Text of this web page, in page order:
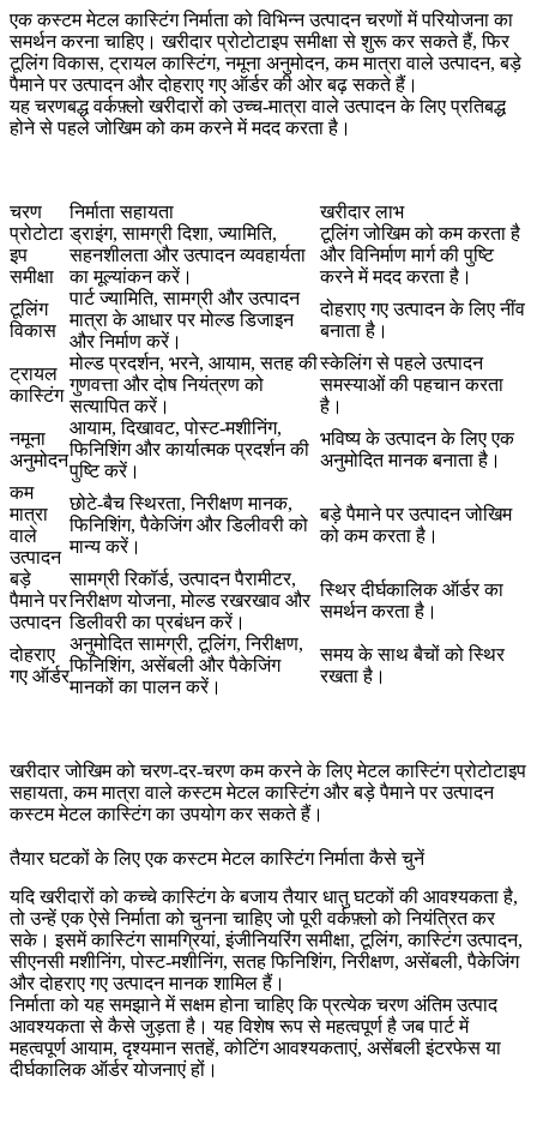
एक कस्टम मेटल कास्टिंग निर्माता को विभिन्न उत्पादन चरणों में परियोजना का
समर्थन करना चाहिए। खरीदार प्रोटोटाइप समीक्षा से शुरू कर सकते हैं, फिर
टूलिंग विकास, ट्रायल कास्टिंग, नमूना अनुमोदन, कम मात्रा वाले उत्पादन, बड़े
पैमाने पर उत्पादन और दोहराए गए ऑर्डर की ओर बढ़ सकते हैं।
यह चरणबद्ध वर्कफ़्लो खरीदारों को उच्च-मात्रा वाले उत्पादन के लिए प्रतिबद्ध
होने से पहले जोखिम को कम करने में मदद करता है।
चरण निर्माता सहायता
खरीदार लाभ
प्रोटोटा
इप
समीक्षा
ड्राइंग, सामग्री दिशा, ज्यामिति,
सहनशीलता और उत्पादन व्यवहार्यता
का मूल्यांकन करें।
टूलिंग जोखिम को कम करता है
और विनिर्माण मार्ग की पुष्टि
करने में मदद करता है।
टूलिंग
विकास
पार्ट ज्यामिति, सामग्री और उत्पादन
मात्रा के आधार पर मोल्ड डिजाइन
और निर्माण करें।
दोहराए गए उत्पादन के लिए नींव
बनाता है।
ट्रायल
कास्टिंग
मोल्ड प्रदर्शन, भरने, आयाम, सतह की
गुणवत्ता और दोष नियंत्रण को
सत्यापित करें।
स्केलिंग से पहले उत्पादन
समस्याओं की पहचान करता
है।
नमूना
अनुमोदन
आयाम, दिखावट, पोस्ट-मशीनिंग,
फिनिशिंग और कार्यात्मक प्रदर्शन की
पुष्टि करें।
भविष्य के उत्पादन के लिए एक
अनुमोदित मानक बनाता है।
कम
मात्रा
वाले
उत्पादन
छोटे-बैच स्थिरता, निरीक्षण मानक,
फिनिशिंग, पैकेजिंग और डिलीवरी को
मान्य करें।
बड़े पैमाने पर उत्पादन जोखिम
को कम करता है।
बड़े
पैमाने पर
उत्पादन
सामग्री रिकॉर्ड, उत्पादन पैरामीटर,
निरीक्षण योजना, मोल्ड रखरखाव और
डिलीवरी का प्रबंधन करें।
स्थिर दीर्घकालिक ऑर्डर का
समर्थन करता है।
दोहराए
गए ऑर्डर
अनुमोदित सामग्री, टूलिंग, निरीक्षण,
फिनिशिंग, असेंबली और पैकेजिंग
मानकों का पालन करें।
समय के साथ बैचों को स्थिर
रखता है।
खरीदार जोखिम को चरण-दर-चरण कम करने के लिएमेटल कास्टिंग प्रोटोटाइप
सहायता,कम मात्रा वाले कस्टम मेटल कास्टिंगऔरबड़े पैमाने पर उत्पादन
कस्टम मेटल कास्टिंगका उपयोग कर सकते हैं।
तैयार घटकों के लिए एक कस्टम मेटल कास्टिंग निर्माता कैसे चुनें
यदि खरीदारों को कच्चे कास्टिंग के बजाय तैयार धातु घटकों की आवश्यकता है,
तो उन्हें एक ऐसे निर्माता को चुनना चाहिए जो पूरी वर्कफ़्लो को नियंत्रित कर
सके। इसमें कास्टिंग सामग्रियां, इंजीनियरिंग समीक्षा, टूलिंग, कास्टिंग उत्पादन,
सीएनसी मशीनिंग, पोस्ट-मशीनिंग, सतह फिनिशिंग, निरीक्षण, असेंबली, पैकेजिंग
और दोहराए गए उत्पादन मानक शामिल हैं।
निर्माता को यह समझाने में सक्षम होना चाहिए कि प्रत्येक चरण अंतिम उत्पाद
आवश्यकता से कैसे जुड़ता है। यह विशेष रूप से महत्वपूर्ण है जब पार्ट में
महत्वपूर्ण आयाम, दृश्यमान सतहें, कोटिंग आवश्यकताएं, असेंबली इंटरफेस या
दीर्घकालिक ऑर्डर योजनाएं हों।